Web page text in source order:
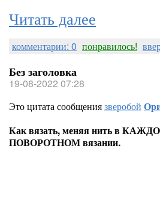
Читать далее
комментарии: 0 понравилось!
Без заголовка
19-08-2022 07:28
Это цитата сообщениязверобой
Как вязать, меняя нить в
ПОВОРОТНОМ вязании.